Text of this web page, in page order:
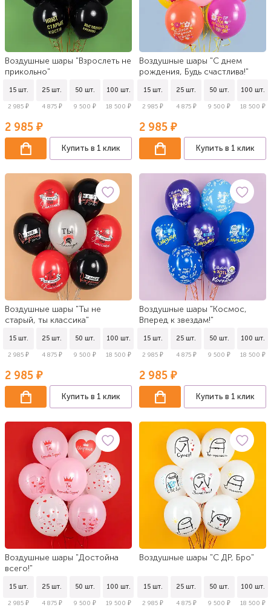
Воздушные шары "Взрослеть не
прикольно"
15 шт.
2 985 ₽
25 шт.
4 875 ₽
50 шт.
9 500 ₽
100 шт.
18 500 ₽
2 985 ₽
Купить в 1 клик
Воздушные шары "С днем
рождения, Будь счастлива!"
15 шт.
2 985 ₽
25 шт.
4 875 ₽
50 шт.
9 500 ₽
100 шт.
18 500 ₽
2 985 ₽
Купить в 1 клик
Воздушные шары "Ты не
старый, ты классика"
15 шт.
2 985 ₽
25 шт.
4 875 ₽
50 шт.
9 500 ₽
100 шт.
18 500 ₽
2 985 ₽
Купить в 1 клик
Воздушные шары "Космос,
Вперед к звездам!"
15 шт.
2 985 ₽
25 шт.
4 875 ₽
50 шт.
9 500 ₽
100 шт.
18 500 ₽
2 985 ₽
Купить в 1 клик
Воздушные шары "Достойна
всего!"
15 шт.
2 985 ₽
25 шт.
4 875 ₽
50 шт.
9 500 ₽
100 шт.
19 500 ₽
Воздушные шары "С ДР, Бро"
15 шт.
2 985 ₽
25 шт.
4 875 ₽
50 шт.
9 500 ₽
100 шт.
18 500 ₽